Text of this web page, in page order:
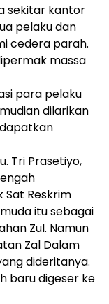
sekitar kantor
pelaku dan
cedera parah.
massa
para pelaku
dilarikan
Tri Prasetiyo,
Sat Reskrim
itu sebagai
Zul. Namun
Zal Dalam
dideritanya.
baru digeser ke